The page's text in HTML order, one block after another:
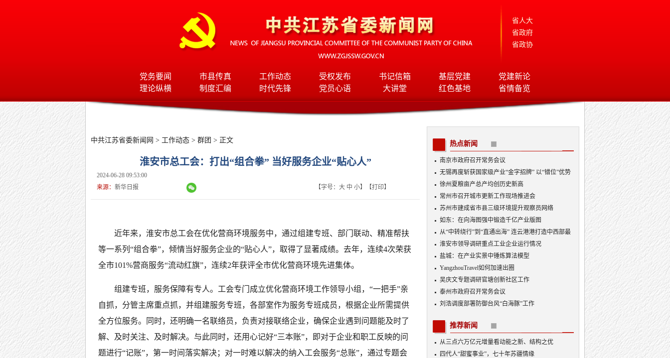
省人大
省政府
省政协
党务要闻 市县传真 工作动态 受权发布 书记信箱 基层党建
党建新论
理论纵横
制度汇编 时代先锋 党员心语 大讲堂 红色基地 省情备览
中共江苏省委新闻网 > 工作动态 > 群团 > 正文
淮安市总工会：打出“组合拳” 当好服务企业“贴心人”
2024-06-28 09:53:00
来源： 新华日报 【字号： 大 中 小】【打印】
近年来，淮安市总工会在优化营商环境服务中，通过组建专班、部门联动、精准帮扶
等一系列“组合拳”，倾情当好服务企业的“贴心人”，取得了显著成绩。去年，连续4次荣获
全市101%营商服务“流动红旗”，连续2年获评全市优化营商环境先进集体。
组建专班，服务保障有专人。工会专门成立优化营商环境工作领导小组，“一把手”亲
自抓，分管主席重点抓，并组建服务专班，各部室作为服务专班成员，根据企业所需提供
全方位服务。同时，还明确一名联络员，负责对接联络企业，确保企业遇到问题能及时了
解、及时关注、及时解决。与此同时，还用心记好“三本账”，即对于企业和职工反映的问
题进行“记账”，第一时间落实解决；对一时难以解决的纳入工会服务“总账”，通过专题会
热点新闻
南京市政府召开常务会议
无锡再度斩获国家级产业“金字招牌” 以“错位”优势
入局AI顶层赛道
徐州夏粮亩产总产均创历史新高
常州市召开城市更新工作现场推进会
苏州市建成省市县三级环境提升观察员网络
如东：在向海图强中锻造千亿产业版图
从“中转绕行”到“直通出海” 连云港港打造中西部最
优出海口
淮安市领导调研重点工业企业运行情况
盐城：在产业实景中锤炼算法模型
YangzhouTravel如何加速出圈
吴庆文专题调研官塘创新社区工作
泰州市政府召开常务会议
刘浩调度部署防御台风“白海豚”工作
推荐新闻
从三点六万亿元增量看动能之新、结构之优
四代人“甜蜜事业”，七十年苏疆情缘